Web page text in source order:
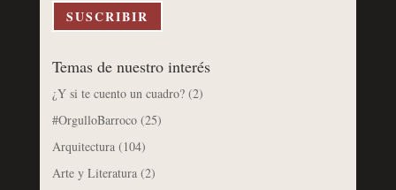
electrónico
SUSCRIBIR
Temas de nuestro interés
¿Y si te cuento un cuadro?(2)
#OrgulloBarroco(25)
Arquitectura(104)
Arte y Literatura(2)